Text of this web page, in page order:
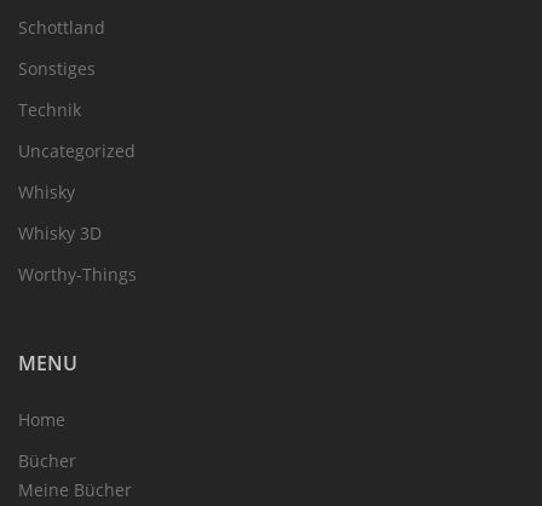
Schottland
Sonstiges
Technik
Uncategorized
Whisky
Whisky 3D
Worthy-Things
MENU
Home
Bücher
Meine Bücher